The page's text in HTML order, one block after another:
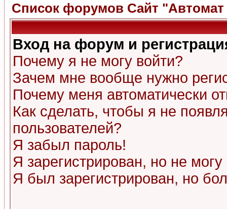
Список форумов Сайт "Автомат
Вход на форум и
Почему я не могу войти?
Зачем мне вообще нужно
Почему меня автоматически
Как сделать, чтобы я не
пользователей?
Я забыл пароль!
Я зарегистрирован, но не могу
Я был зарегистрирован, но